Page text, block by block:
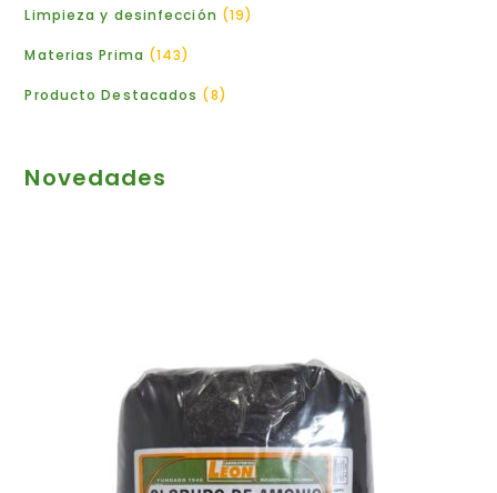
Limpieza y desinfección 19
Materias Prima 143
Producto Destacados 8
Novedades